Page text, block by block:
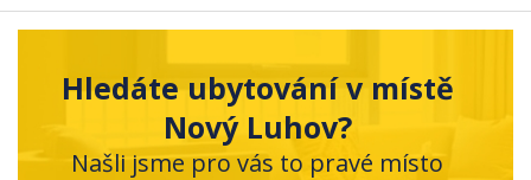
Hledáte ubytování v místě
Nový Luhov?
Našli jsme pro vás to pravé místo